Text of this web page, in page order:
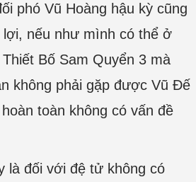
phó Vũ Hoàng hậu kỳ cũng
lợi, nếu như mình có thể ở
Bố Sam Quyển 3 mà
không phải gặp được Vũ Đế
toàn không có vấn đề
là đối với đệ tử không có